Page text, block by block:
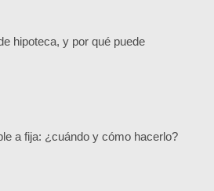
hipoteca, y por qué puede
a fija: ¿cuándo y cómo hacerlo?